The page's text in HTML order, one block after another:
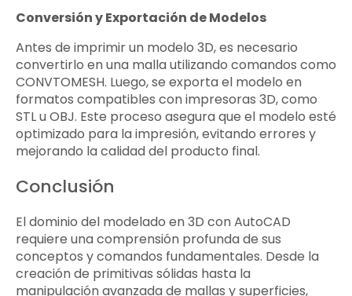
Conversión y Exportación de Modelos
Antes de imprimir un modelo 3D, es necesario
convertirlo en una malla utilizando comandos como
CONVTOMESH. Luego, se exporta el modelo en
formatos compatibles con impresoras 3D, como
STL u OBJ. Este proceso asegura que el modelo esté
optimizado para la impresión, evitando errores y
mejorando la calidad del producto final.
Conclusión
El dominio del modelado en 3D con AutoCAD
requiere una comprensión profunda de sus
conceptos y comandos fundamentales. Desde la
creación de primitivas sólidas hasta la
manipulación avanzada de mallas y superficies,